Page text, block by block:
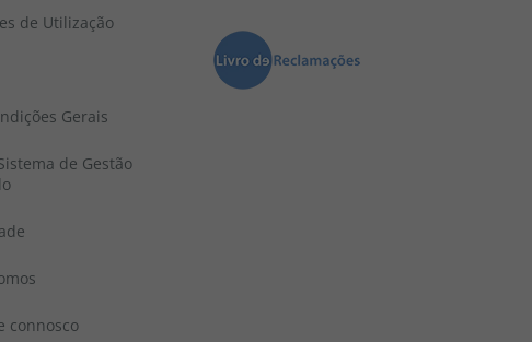
de Utilização
Gerais
de Gestão
connosco